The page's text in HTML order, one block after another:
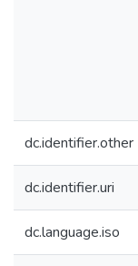
dc.identifier.other
dc.identifier.uri
dc.language.iso